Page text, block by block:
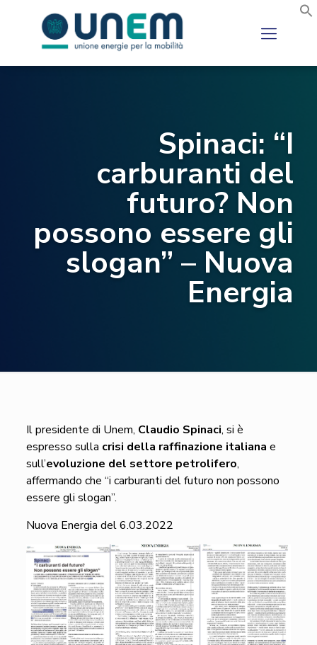
Spinaci: “I
carburanti del
futuro? Non
possono essere gli
slogan” – Nuova
Energia
Il presidente di Unem, Claudio Spinaci, si è
espresso sulla crisi della raffinazione italiana e
sull’evoluzione del settore petrolifero,
affermando che “i carburanti del futuro non possono
essere gli slogan”.
Nuova Energia del 6.03.2022